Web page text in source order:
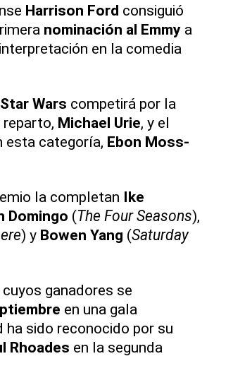
Harrison Ford consiguió
nominación al Emmya
en la comedia
Star Wars competirá por la
Michael Urie, y el
esta categoría, Ebon Moss-
la completan Ike
Domingo (The Four Seasons),
) y Bowen Yang (Saturday
cuyos ganadores se
en una gala
ha sido reconocido por su
Rhoades en la segunda